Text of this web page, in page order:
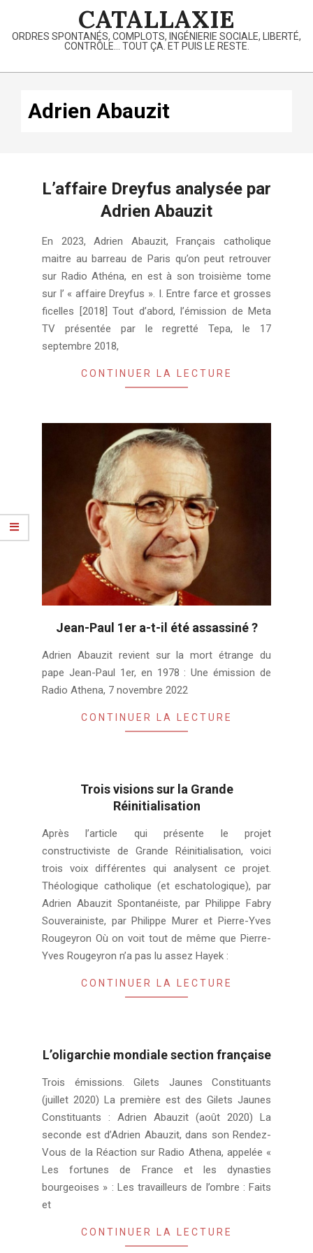
content
CATALLAXIE
ORDRES SPONTANÉS, COMPLOTS, INGÉNIERIE SOCIALE, LIBERTÉ,
CONTRÔLE… TOUT ÇA. ET PUIS LE RESTE.
Primary
Adrien Abauzit
L’affaire Dreyfus analysée par
Adrien Abauzit
02-
05
En 2023, Adrien Abauzit, Français catholique
maitre au barreau de Paris qu’on peut retrouver
sur Radio Athéna, en est à son troisième tome
sur l’ « affaire Dreyfus ». I. Entre farce et grosses
ficelles [2018] Tout d’abord, l’émission de Meta
TV présentée par le regretté Tepa, le 17
septembre 2018,
CONTINUER LA LECTURE
Jean-Paul 1er a-t-il été assassiné ?
08-
01
Adrien Abauzit revient sur la mort étrange du
pape Jean-Paul 1er, en 1978 : Une émission de
Radio Athena, 7 novembre 2022
CONTINUER LA LECTURE
Trois visions sur la Grande
Réinitialisation
02-
02
Après l’article qui présente le projet
constructiviste de Grande Réinitialisation, voici
trois voix différentes qui analysent ce projet.
Théologique catholique (et eschatologique), par
Adrien Abauzit Spontanéiste, par Philippe Fabry
Souverainiste, par Philippe Murer et Pierre-Yves
Rougeyron Où on voit tout de même que Pierre-
Yves Rougeyron n’a pas lu assez Hayek :
CONTINUER LA LECTURE
L’oligarchie mondiale section française
08-
04
Trois émissions. Gilets Jaunes Constituants
(juillet 2020) La première est des Gilets Jaunes
Constituants : Adrien Abauzit (août 2020) La
seconde est d’Adrien Abauzit, dans son Rendez-
Vous de la Réaction sur Radio Athena, appelée «
Les fortunes de France et les dynasties
bourgeoises » : Les travailleurs de l’ombre : Faits
et
CONTINUER LA LECTURE